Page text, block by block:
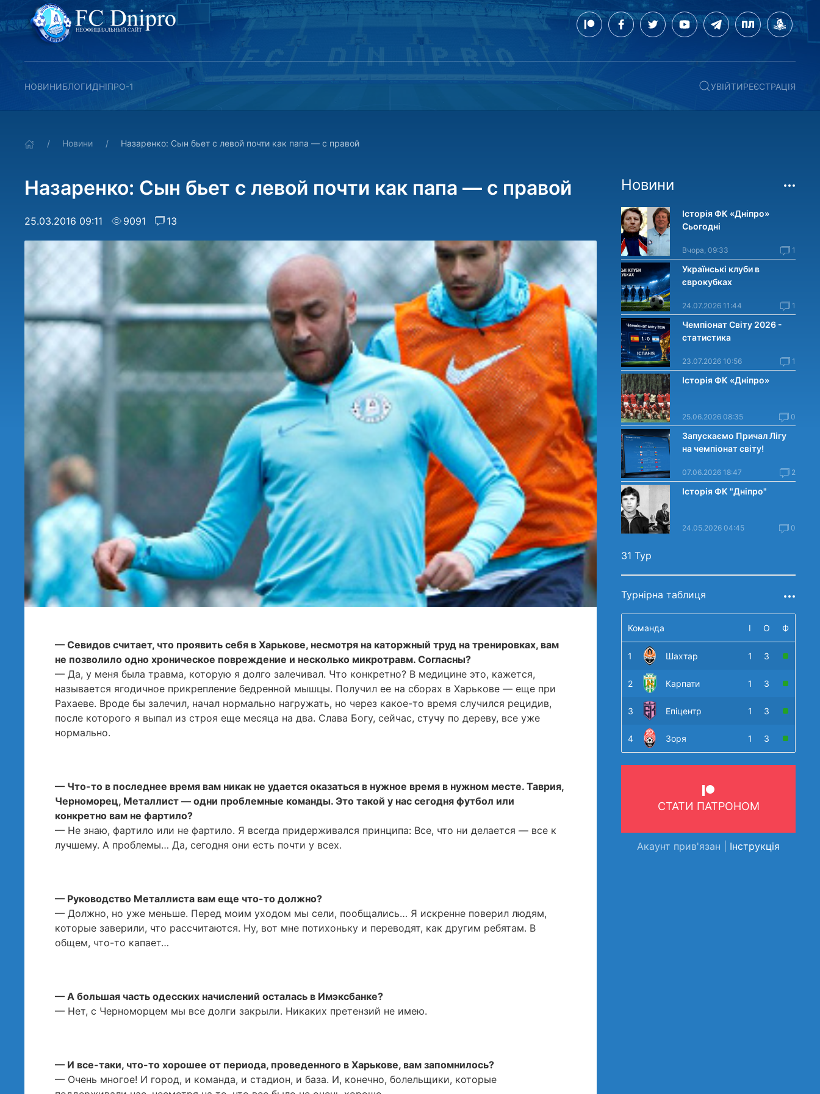
НОВИНИБЛОГИДНІПРО-1 УВІЙТИРЕЄСТРАЦІЯ
Новини Назаренко: Сын бьет с левой почти как папа — с правой
Назаренко: Сын бьет с левой почти как папа — с правой
25.03.2016 09:11 9091 13
— Севидов считает, что проявить себя в Харькове, несмотря на каторжный труд на тренировках, вам
не позволило одно хроническое повреждение и несколько микротравм. Согласны?
— Да, у меня была травма, которую я долго залечивал. Что конкретно? В медицине это, кажется,
называется ягодичное прикрепление бедренной мышцы. Получил ее на сборах в Харькове — еще при
Рахаеве. Вроде бы залечил, начал нормально нагружать, но через какое-то время случился рецидив,
после которого я выпал из строя еще месяца на два. Слава Богу, сейчас, стучу по дереву, все уже
нормально.
— Что-то в последнее время вам никак не удается оказаться в нужное время в нужном месте. Таврия,
Черноморец, Металлист — одни проблемные команды. Это такой у нас сегодня футбол или
конкретно вам не фартило?
— Не знаю, фартило или не фартило. Я всегда придерживался принципа: Все, что ни делается — все к
лучшему. А проблемы… Да, сегодня они есть почти у всех.
— Руководство Металлиста вам еще что-то должно?
— Должно, но уже меньше. Перед моим уходом мы сели, пообщались… Я искренне поверил людям,
которые заверили, что рассчитаются. Ну, вот мне потихоньку и переводят, как другим ребятам. В
общем, что-то капает…
— А большая часть одесских начислений осталась в Имэксбанке?
— Нет, с Черноморцем мы все долги закрыли. Никаких претензий не имею.
— И все-таки, что-то хорошее от периода, проведенного в Харькове, вам запомнилось?
— Очень многое! И город, и команда, и стадион, и база. И, конечно, болельщики, которые
Новини
Історія ФК «Дніпро»
Сьогодні
Вчора, 09:33 1
Українські клуби в
єврокубках
24.07.2026 11:44 1
Чемпіонат Світу 2026 -
статистика
23.07.2026 10:56 1
Історія ФК «Дніпро»
25.06.2026 08:35 0
Запускаємо Причал Лігу
на чемпіонат світу!
07.06.2026 18:47 2
Історія ФК "Дніпро"
24.05.2026 04:45 0
31 Тур
Турнірна таблиця
Команда І О Ф
1 Шахтар 1 3
2 Карпати 1 3
3 Епіцентр 1 3
4 Зоря 1 3
СТАТИ ПАТРОНОМ
Акаунт прив'язан | Інструкція